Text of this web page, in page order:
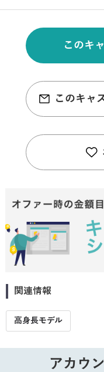
このキ
このキャ
関連情報
高身長モデル
アカウ